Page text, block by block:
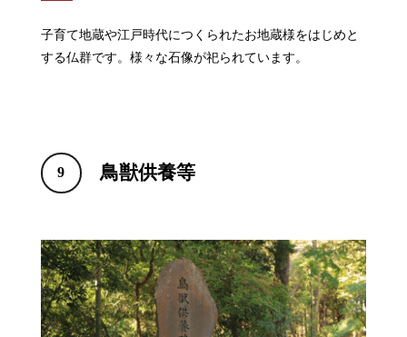
子育て地蔵や江戸時代につくられたお地蔵様をはじめと
する仏群です。様々な石像が祀られています。
9 鳥獣供養等